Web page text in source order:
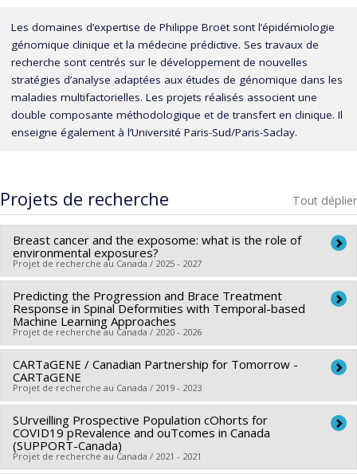
Les domaines d’expertise de Philippe Broët sont l’épidémiologie
génomique clinique et la médecine prédictive. Ses travaux de
recherche sont centrés sur le développement de nouvelles
stratégies d’analyse adaptées aux études de génomique dans les
maladies multifactorielles. Les projets réalisés associent une
double composante méthodologique et de transfert en clinique. Il
enseigne également à l’Université Paris-Sud/Paris-Saclay.
Projets de recherche Tout déplier
Breast cancer and the exposome: what is the role of
environmental exposures?
Projet de recherche au Canada / 2025 - 2027
Chercheur principal : Nolwenn Noisel
Co-chercheurs : Francis Rodier,Philippe Broët ,Sophie
Marcoux
Sources de financement : SRC/Société de recherche sur le
cancer
Programmes de subvention :
fonctionnement
Predicting the Progression and Brace Treatment
Response in Spinal Deformities with Temporal-based
Machine Learning Approaches
Projet de recherche au Canada / 2020 - 2026
Chercheur principal : Stefan Parent
Co-chercheurs : Hubert Labelle ,Jean-Marc Mac-Thiong
Philippe Broët,Jacques De Guise,Samuel Kadoury,Marie
Beauséjour
Sources de financement :
santé du Canada
CARTaGENE / Canadian Partnership for Tomorrow -
CARTaGENE
Projet de recherche au Canada / 2019 - 2023
Sources de financement :CCPC/Partenariat canadien contre
le cancer
Programmes de subvention :
SUrveilling Prospective Population cOhorts for
COVID19 pRevalence and ouTcomes in Canada
(SUPPORT-Canada)
Projet de recherche au Canada / 2021 - 2021